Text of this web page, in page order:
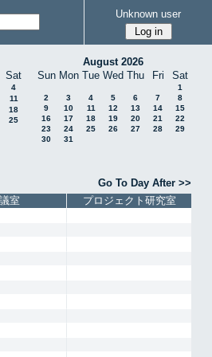
Unknown user
Sat
4
11
18
25
August 2026
Sun Mon Tue Wed Thu Fri Sat
1
2
3 4 5 6 7
8
9
10 11 12 13 14
15
16
17 18 19 20 21
22
23
24 25 26 27 28
29
30
31
Go To Day After >>
室
プロジェクト研究室